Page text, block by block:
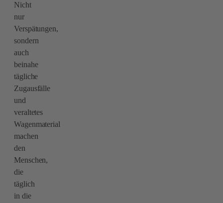
Nicht
nur
Verspätungen,
sondern
auch
beinahe
tägliche
Zugausfälle
und
veraltetes
Wagenmaterial
machen
den
Menschen,
die
täglich
in die